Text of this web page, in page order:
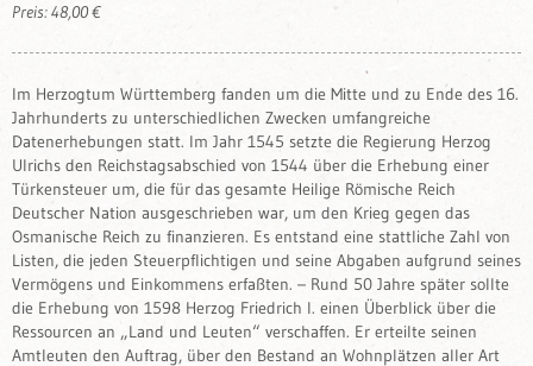
Preis: 48,00 €
Im Herzogtum Württemberg fanden um die Mitte und zu Ende des 16.
Jahrhunderts zu unterschiedlichen Zwecken umfangreiche
Datenerhebungen statt. Im Jahr 1545 setzte die Regierung Herzog
Ulrichs den Reichstagsabschied von 1544 über die Erhebung einer
Türkensteuer um, die für das gesamte Heilige Römische Reich
Deutscher Nation ausgeschrieben war, um den Krieg gegen das
Osmanische Reich zu finanzieren. Es entstand eine stattliche Zahl von
Listen, die jeden Steuerpflichtigen und seine Abgaben aufgrund seines
Vermögens und Einkommens erfaßten. – Rund 50 Jahre später sollte
die Erhebung von 1598 Herzog Friedrich I. einen Überblick über die
Ressourcen an „Land und Leuten“ verschaffen. Er erteilte seinen
Amtleuten den Auftrag, über den Bestand an Wohnplätzen aller Art